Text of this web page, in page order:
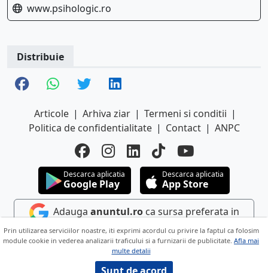
www.psihologic.ro
Distribuie
Articole | Arhiva ziar | Termeni si conditii |
Politica de confidentialitate | Contact | ANPC
Descarca aplicatia
Google Play
Descarca aplicatia
App Store
Adauga anuntul.roca sursa preferata in
Google
Copyright © 2026 ANUNTUL TELEFONIC
Toate drepturile rezervate.
Prin utilizarea serviciilor noastre, iti exprimi acordul cu privire la faptul ca folosim
module cookie in vederea analizarii traficului si a furnizarii de publicitate. Afla mai
multe detalii